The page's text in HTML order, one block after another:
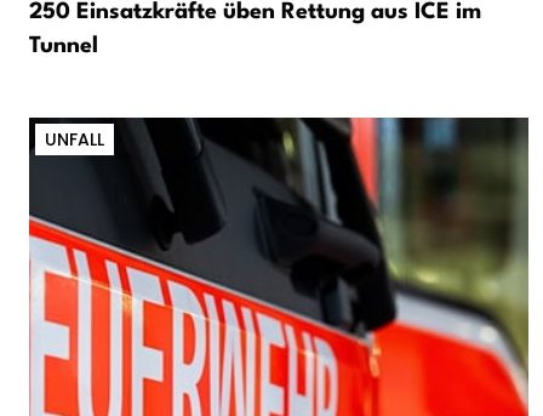
250 Einsatzkräfte üben Rettung aus ICE im
Tunnel
UNFALL